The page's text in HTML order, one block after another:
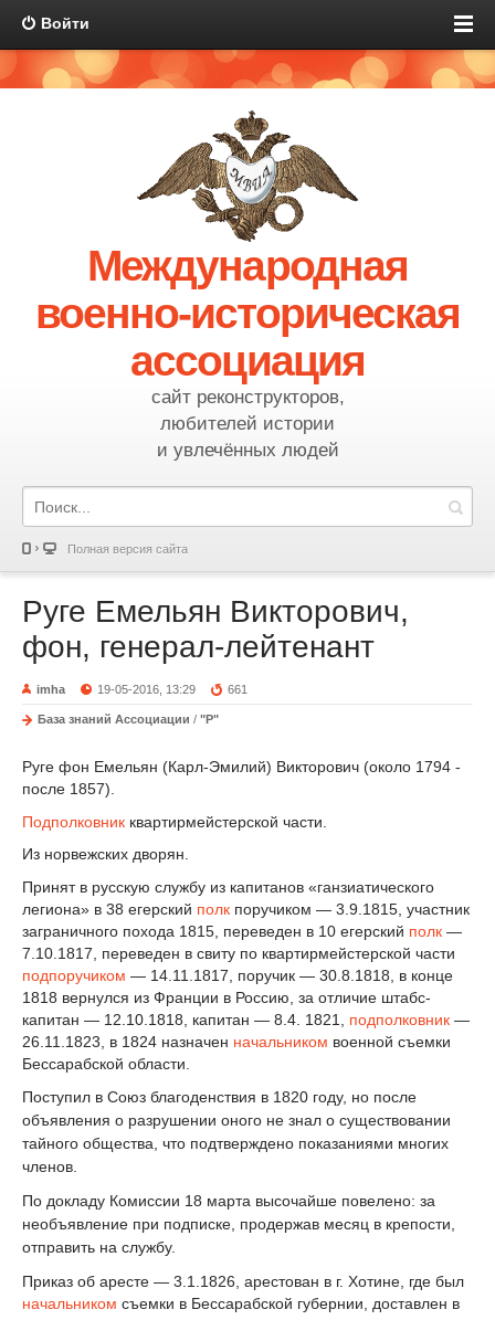
Войти
Международная
военно-историческая
ассоциация
сайт реконструкторов,
любителей истории
и увлечённых людей
Полная версия сайта
Руге Емельян Викторович,
фон, генерал-лейтенант
imha 19-05-2016, 13:29 661
База знаний Ассоциации / "Р"
Руге фон Емельян (Карл-Эмилий) Викторович (около 1794 -
после 1857).
Подполковник квартирмейстерской части.
Из норвежских дворян.
Принят в русскую службу из капитанов «ганзиатического
легиона» в 38 егерский полк поручиком — 3.9.1815, участник
заграничного похода 1815, переведен в 10 егерский полк —
7.10.1817, переведен в свиту по квартирмейстерской части
подпоручиком — 14.11.1817, поручик — 30.8.1818, в конце
1818 вернулся из Франции в Россию, за отличие штабс-
капитан — 12.10.1818, капитан — 8.4. 1821, подполковник —
26.11.1823, в 1824 назначен начальником военной съемки
Бессарабской области.
Поступил в Союз благоденствия в 1820 году, но после
объявления о разрушении оного не знал о существовании
тайного общества, что подтверждено показаниями многих
членов.
По докладу Комиссии 18 марта высочайше повелено: за
необъявление при подписке, продержав месяц в крепости,
отправить на службу.
Приказ об аресте — 3.1.1826, арестован в г. Хотине, где был
начальником съемки в Бессарабской губернии, доставлен в